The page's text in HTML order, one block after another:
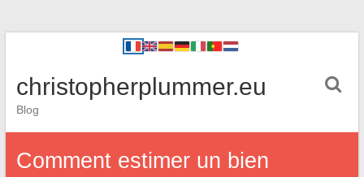
christopherplummer.eu
Blog
Comment estimer un bien